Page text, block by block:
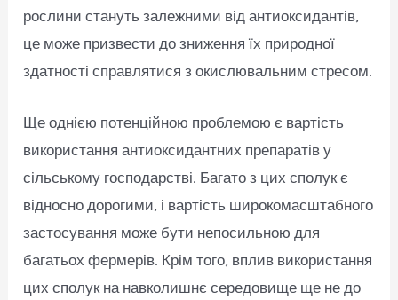
рослини стануть залежними від антиоксидантів,
це може призвести до зниження їх природної
здатності справлятися з окислювальним стресом.
Ще однією потенційною проблемою є вартість
використання антиоксидантних препаратів у
сільському господарстві. Багато з цих сполук є
відносно дорогими, і вартість широкомасштабного
застосування може бути непосильною для
багатьох фермерів. Крім того, вплив використання
цих сполук на навколишнє середовище ще не до